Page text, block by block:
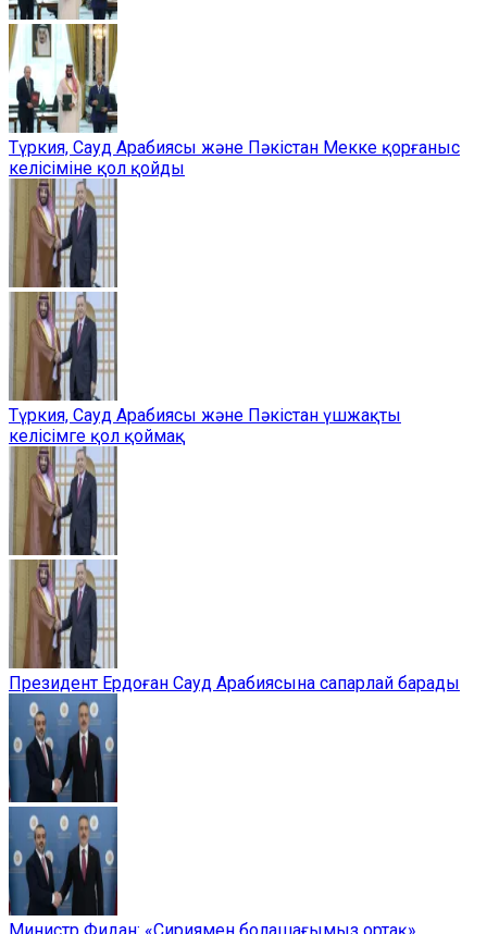
Түркия, Сауд Арабиясы және Пәкістан Мекке қорғаныс
келісіміне қол қойды
Түркия, Сауд Арабиясы және Пәкістан үшжақты
келісімге қол қоймақ
Президент Ердоған Сауд Арабиясына сапарлай барады